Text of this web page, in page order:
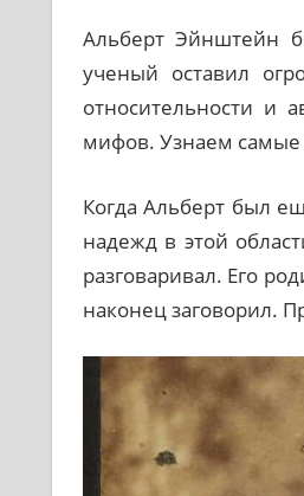
Альберт Эйнштейн
ученый оставил
относительности и
мифов. Узнаем самые
Когда Альберт был
надежд в этой
разговаривал. Его
наконец заговорил.